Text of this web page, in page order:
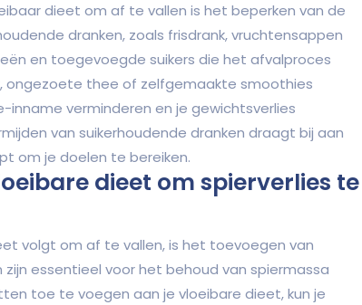
dieet om af te vallen is het beperken van de
dranken, zoals frisdrank, vruchtensappen
en toegevoegde suikers die het afvalproces
ongezoete thee of zelfgemaakte smoothies
inname verminderen en je gewichtsverlies
van suikerhoudende dranken draagt bij aan
om je doelen te bereiken.
dieet om spierverlies te
volgt om af te vallen, is het toevoegen van
essentieel voor het behoud van spiermassa
toe te voegen aan je vloeibare dieet, kun je